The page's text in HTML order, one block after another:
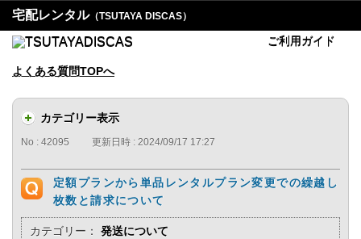
宅配レンタル（TSUTAYA DISCAS）
ご利用ガイド
よくある質問TOPへ
カテゴリー表示
No : 42095 更新日時 : 2024/09/17 17:27
定額プランから単品レンタルプラン変更での繰越し
枚数と請求について
カテゴリー：
発送について